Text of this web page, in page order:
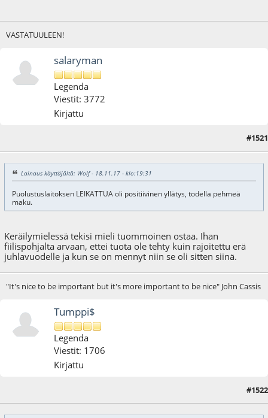
VASTATUULEEN!
salaryman
Legenda
Viestit: 3772
Kirjattu
#1521
Lainaus käyttäjältä: Wolf - 18.11.17 - klo:19:31
Puolustuslaitoksen LEIKATTUA oli positiivinen yllätys, todella pehmeä
maku.
Keräilymielessä tekisi mieli tuommoinen ostaa. Ihan
fiilispohjalta arvaan, ettei tuota ole tehty kuin rajoitettu erä
juhlavuodelle ja kun se on mennyt niin se oli sitten siinä.
"It's nice to be important but it's more important to be nice" John Cassis
Tumppi$
Legenda
Viestit: 1706
Kirjattu
#1522